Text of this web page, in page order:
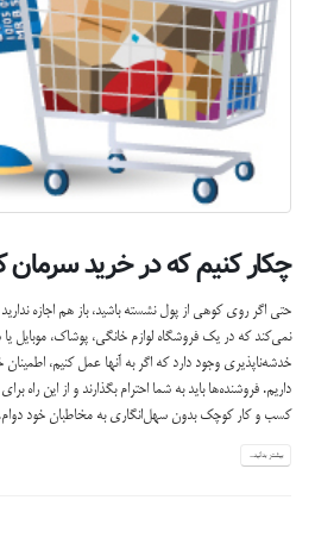
چکار کنیم که در خرید سرمان
حتی اگر روی کوهی از پول نشسته باشید، باز هم اجازه
نمی‌کند که در یک فروشگاه لوازم خانگی، پوشاک، موبایل
خدشه‌ناپذیری وجود دارد که اگر به آنها عمل کنیم،
داریم. فروشنده‌ها باید به شما احترام بگذارند و از این راه
کسب و کار کوچک بدون سهل‌انگاری به مخاطبان خود
بیشتر بدانید...